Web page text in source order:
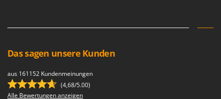
Das sagen unsere Kunden
aus 161152 Kundenmeinungen
(4,68/5.00)
Alle Bewertungen anzeigen